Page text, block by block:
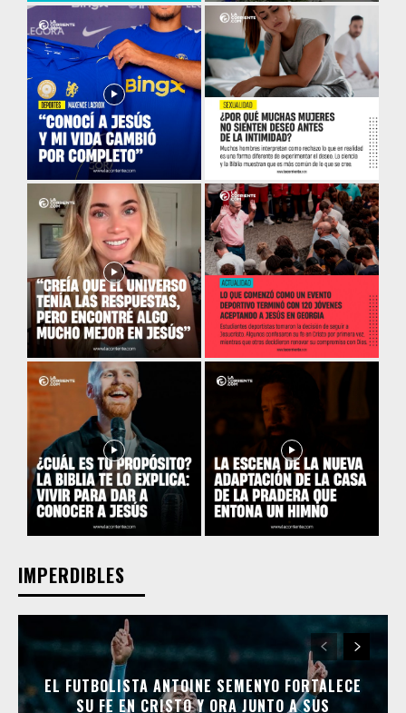
IMPERDIBLES
EL FUTBOLISTA ANTOINE SEMENYO FORTALECE
SU FE EN CRISTO Y ORA JUNTO A SUS